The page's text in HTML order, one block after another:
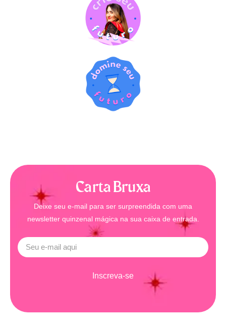
Carta Bruxa
Deixe seu e-mail para ser surpreendida com uma
newsletter quinzenal mágica na sua caixa de entrada.
Inscreva-se